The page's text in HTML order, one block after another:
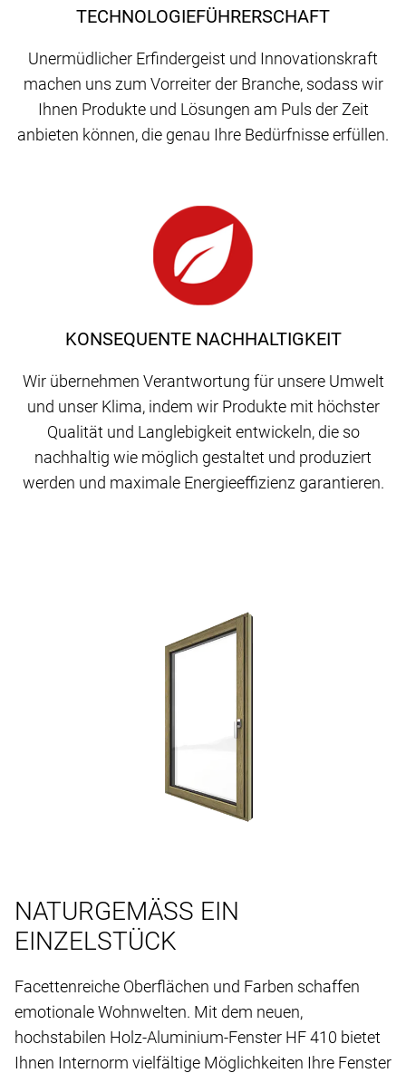
KONSEQUENTE NACHHALTIGKEIT
Wir übernehmen Verantwortung für unsere Umwelt
und unser Klima, indem wir Produkte mit höchster
Qualität und Langlebigkeit entwickeln, die so
nachhaltig wie möglich gestaltet und produziert
werden und maximale Energieeffizienz garantieren.
TECHNOLOGIEFÜHRERSCHAFT
Unermüdlicher Erfindergeist und Innovationskraft
machen uns zum Vorreiter der Branche, sodass wir
Ihnen Produkte und Lösungen am Puls der Zeit
anbieten können, die genau Ihre Bedürfnisse erfüllen.
NATURGEMÄSS EIN
EINZELSTÜCK
Facettenreiche Oberflächen und Farben schaffen
emotionale Wohnwelten. Mit dem neuen,
hochstabilen Holz-Aluminium-Fenster HF 410 bietet
Ihnen Internorm vielfältige Möglichkeiten Ihre Fenster